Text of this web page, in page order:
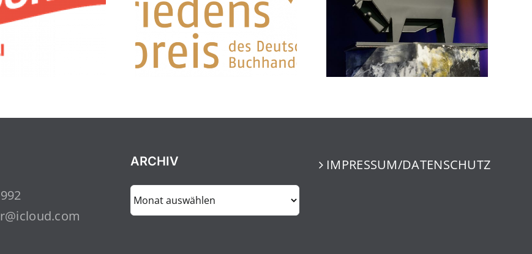
ARCHIV
ARCHIV
IMPRESSUM/DATENSCHUTZ